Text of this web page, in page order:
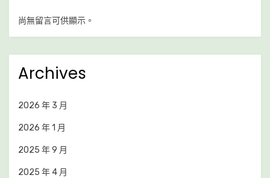
尚無留言可供顯示。
Archives
2026 年 3 月
2026 年 1 月
2025 年 9 月
2025 年 4 月